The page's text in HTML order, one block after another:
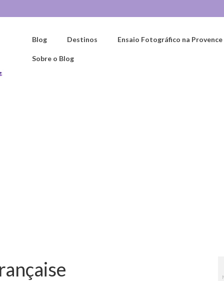
Blog Destinos Ensaio Fotográfico na Provence
Sobre o Blog